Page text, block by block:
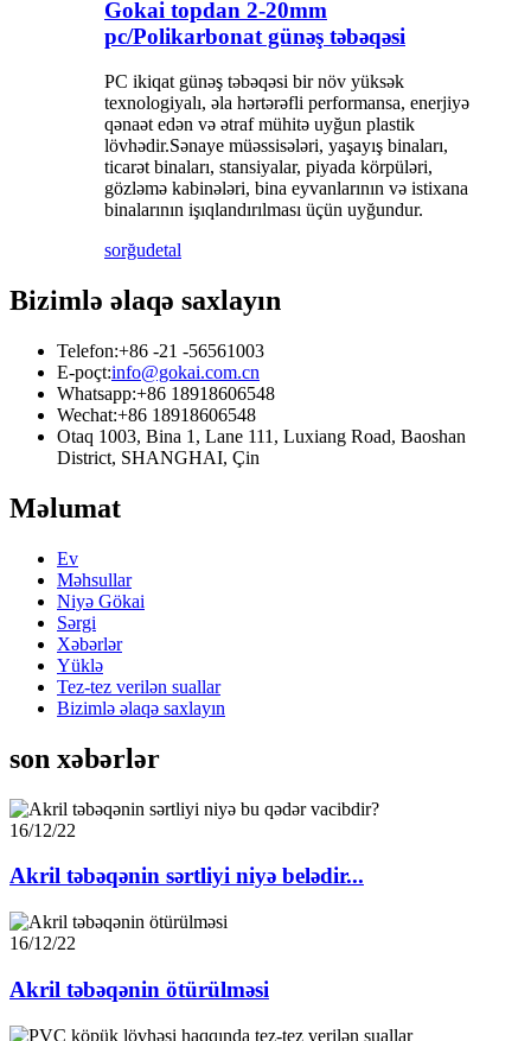
Gokai topdan 2-20mm
pc/Polikarbonat günəş təbəqəsi
PC ikiqat günəş təbəqəsi bir növ yüksək
texnologiyalı, əla hərtərəfli performansa, enerjiyə
qənaət edən və ətraf mühitə uyğun plastik
lövhədir.Sənaye müəssisələri, yaşayış binaları,
ticarət binaları, stansiyalar, piyada körpüləri,
gözləmə kabinələri, bina eyvanlarının və istixana
binalarının işıqlandırılması üçün uyğundur.
sorğudetal
Bizimlə əlaqə saxlayın
Telefon:+86 -21 -56561003
E-poçt:info@gokai.com.cn
Whatsapp:+86 18918606548
Wechat:+86 18918606548
Otaq 1003, Bina 1, Lane 111, Luxiang Road, Baoshan
District, SHANGHAI, Çin
Məlumat
Ev
Məhsullar
Niyə Gökai
Sərgi
Xəbərlər
Yüklə
Tez-tez verilən suallar
Bizimlə əlaqə saxlayın
son xəbərlər
16/12/22
Akril təbəqənin sərtliyi niyə belədir...
16/12/22
Akril təbəqənin ötürülməsi